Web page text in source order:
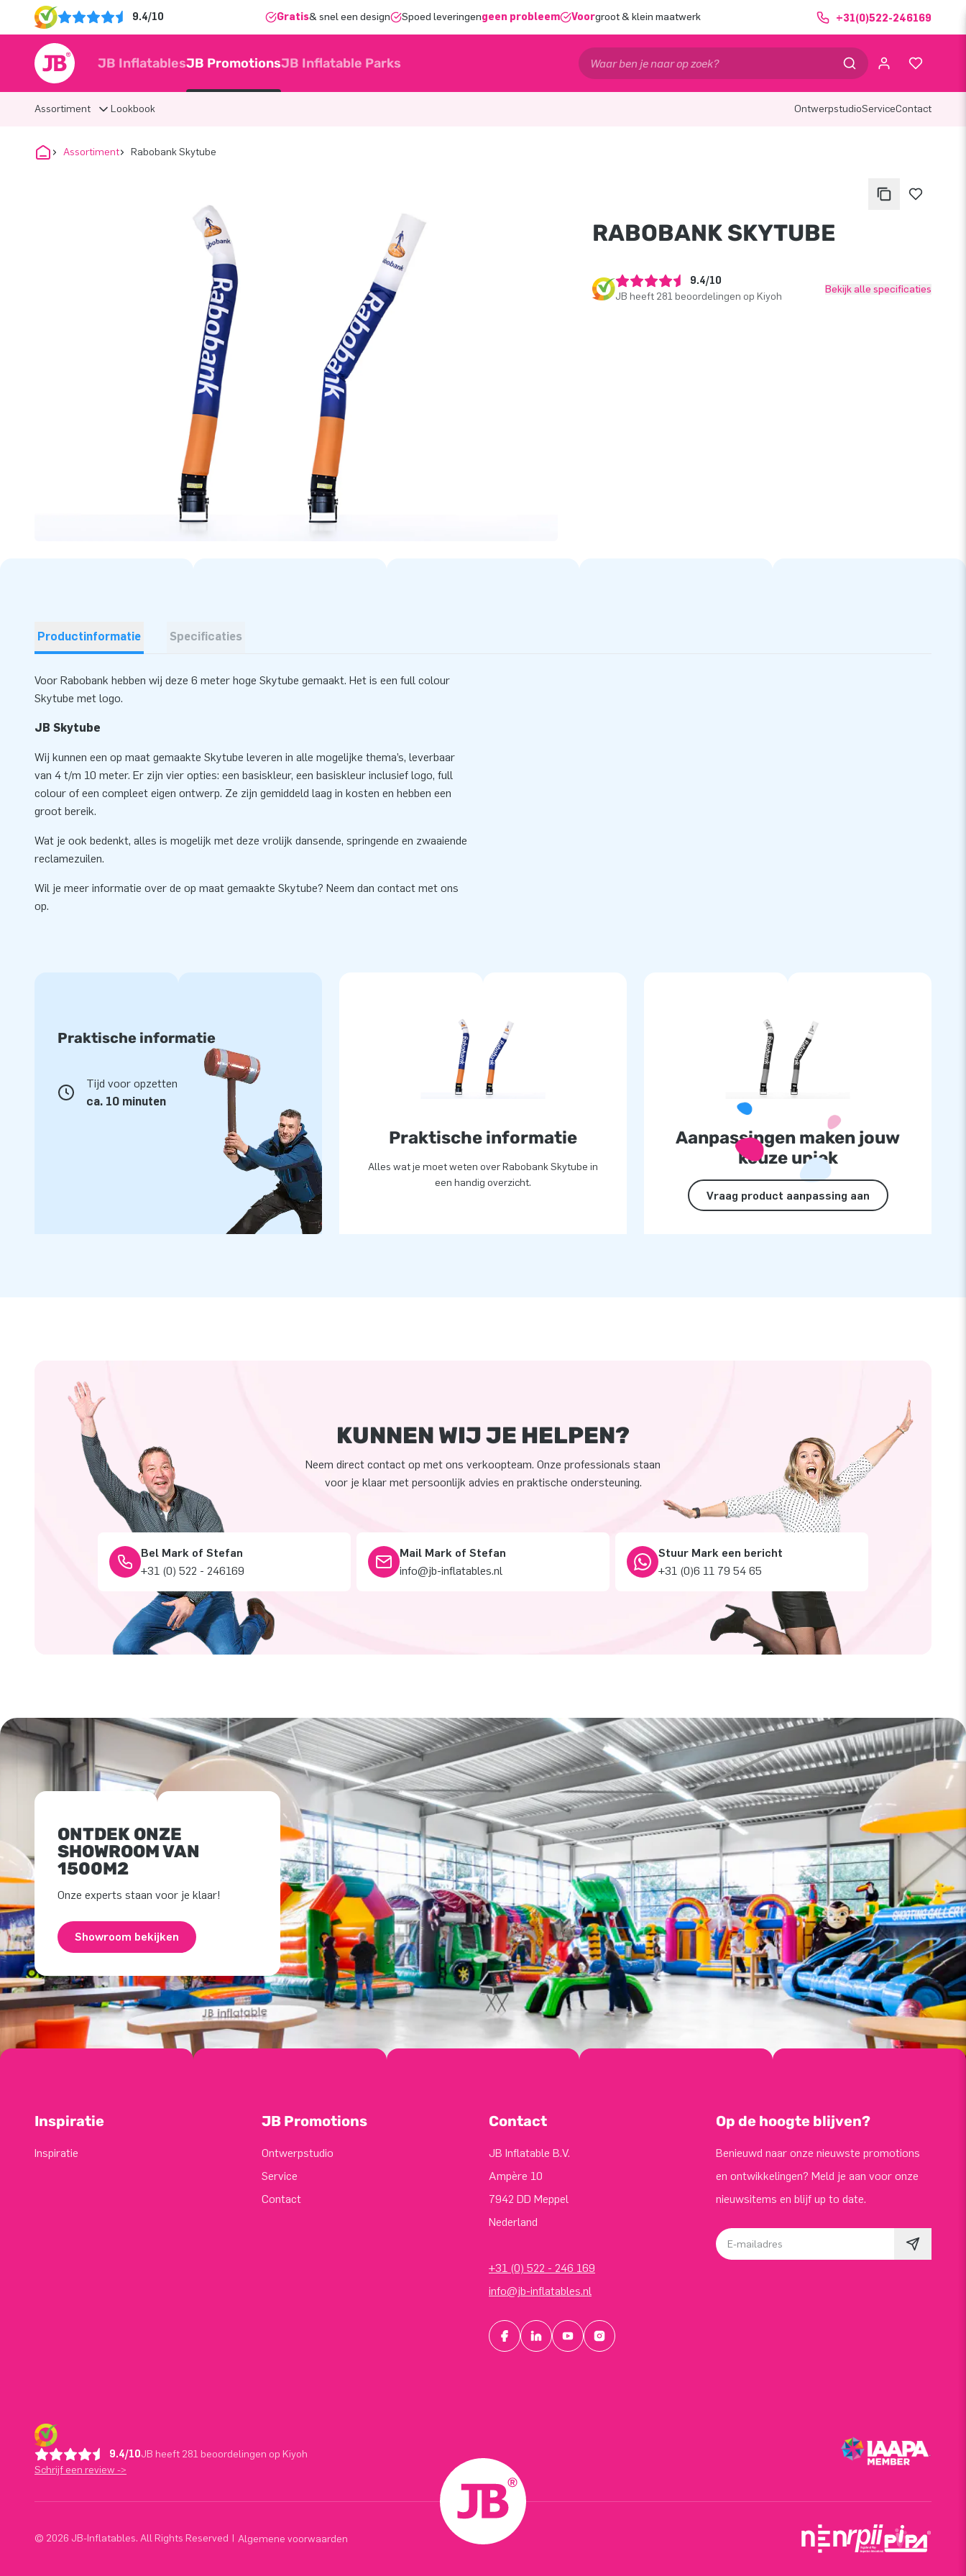
9.4/10 Gratis& snel een design Spoed leveringengeen probleem Voorgroot & klein maatwerk +31(0)522-246169
JB InflatablesJB PromotionsJB Inflatable Parks
Assortiment Lookbook OntwerpstudioServiceContact
Assortiment Rabobank Skytube
RABOBANK SKYTUBE
9.4/10
JB heeft 281 beoordelingen op Kiyoh
Bekijk alle specificaties
Productinformatie Specificaties
Voor Rabobank hebben wij deze 6 meter hoge Skytube gemaakt. Het is een full colour
Skytube met logo.
JB Skytube
Wij kunnen een op maat gemaakte Skytube leveren in alle mogelijke thema’s, leverbaar
van 4 t/m 10 meter. Er zijn vier opties: een basiskleur, een basiskleur inclusief logo, full
colour of een compleet eigen ontwerp. Ze zijn gemiddeld laag in kosten en hebben een
groot bereik.
Wat je ook bedenkt, alles is mogelijk met deze vrolijk dansende, springende en zwaaiende
reclamezuilen.
Wil je meer informatie over de op maat gemaakte Skytube? Neem dan contact met ons
op.
Praktische informatie
Tijd voor opzetten
ca. 10 minuten
Praktische informatie
Alles wat je moet weten over Rabobank Skytube in
een handig overzicht.
Aanpassingen maken jouw
keuze uniek
Vraag product aanpassing aan
KUNNEN WIJ JE HELPEN?
Neem direct contact op met ons verkoopteam. Onze professionals staan
voor je klaar met persoonlijk advies en praktische ondersteuning.
Bel Mark of Stefan
+31 (0) 522 - 246169
Mail Mark of Stefan
info@jb-inflatables.nl
Stuur Mark een bericht
+31 (0)6 11 79 54 65
ONTDEK ONZE
SHOWROOM VAN
1500M2
Onze experts staan voor je klaar!
Showroom bekijken
Inspiratie
Inspiratie
JB Promotions
Ontwerpstudio
Service
Contact
Contact
JB Inflatable B.V.
Ampère 10
7942 DD Meppel
Nederland
+31 (0) 522 - 246 169
info@jb-inflatables.nl
Op de hoogte blijven?
Benieuwd naar onze nieuwste promotions
en ontwikkelingen? Meld je aan voor onze
nieuwsitems en blijf up to date.
E-mailadres
9.4/10JB heeft 281 beoordelingen op Kiyoh
Schrijf een review ->
© 2026 JB-Inflatables. All Rights Reserved | Algemene voorwaarden